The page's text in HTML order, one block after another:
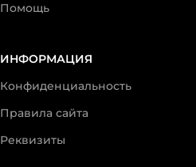
Помощь
ИНФОРМАЦИЯ
Конфиденциальность
Правила сайта
Реквизиты